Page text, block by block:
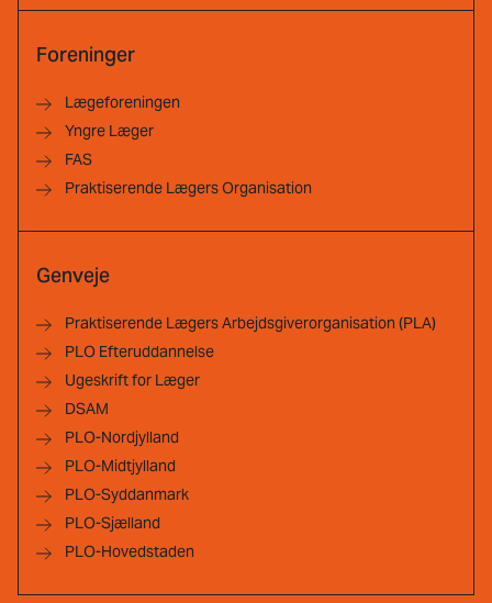
Foreninger
Lægeforeningen
Yngre Læger
FAS
Praktiserende Lægers Organisation
Genveje
Praktiserende Lægers Arbejdsgiverorganisation (PLA)
PLO Efteruddannelse
Ugeskrift for Læger
DSAM
PLO-Nordjylland
PLO-Midtjylland
PLO-Syddanmark
PLO-Sjælland
PLO-Hovedstaden